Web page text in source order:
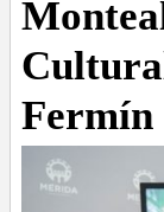
Fermín